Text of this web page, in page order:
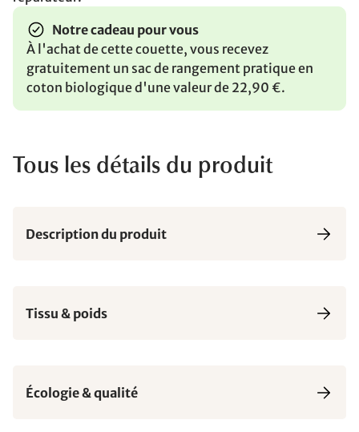
Notre cadeau pour vous
À l'achat de cette couette, vous recevez
gratuitement un sac de rangement pratique en
coton biologique d'une valeur de 22,90 €.
Tous les détails du produit
Description du produit
Tissu & poids
Écologie & qualité